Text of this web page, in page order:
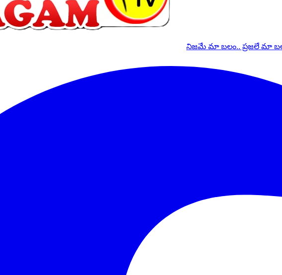
నిజమే మా బలం.. ప్రజలే మా